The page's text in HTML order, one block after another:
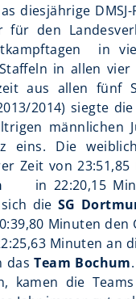
diesjährige DMSJ-
für den
in
in allen
aus allen fünf
2014) siegte die
männlichen
Die
Zeit von 23:51,85
in 22:20,15
die SG
Minuten den
Minuten an
dasTeam Bochum
kamen die